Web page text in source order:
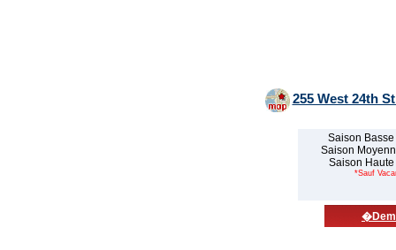
255 West 24th
Saison Basse
Saison
Saison Haute
*Sauf